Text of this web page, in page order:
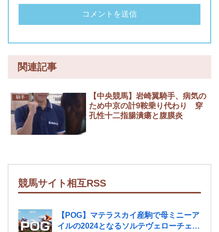
関連記事
騎手
【中央競馬】岩崎翼騎手、病気の
ため中京の計9鞍乗り代わり 穿
孔性十二指腸潰瘍と腹膜炎
競馬サイト相互RSS
【POG】マテラスカイ産駒で母ミニーア
イルの2024となるソルテヴェローチェの